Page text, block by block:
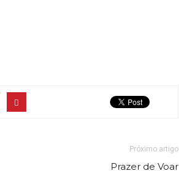
Próximo artigo
Prazer de Voar